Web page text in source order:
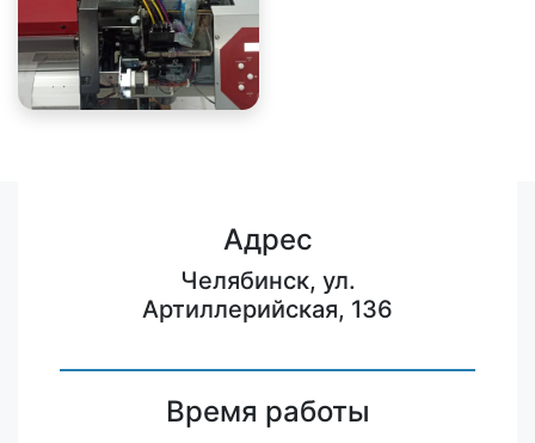
Адрес
Челябинск, ул.
Артиллерийская, 136
Время работы